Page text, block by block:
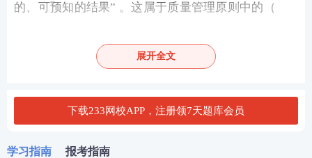
的、可预知的结果” 。这属于质量管理原则中的（
C.循证决策
D.关系管理
展开全文
下载233网校APP，注册领7天题库会员
学习指南 报考指南